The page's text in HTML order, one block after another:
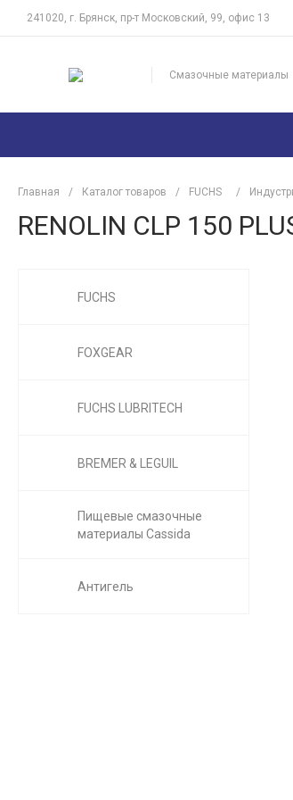
241020, г. Брянск, пр-т Московский, 99, офис 13
Смазочные материалы
Главная / Каталог товаров / FUCHS /
RENOLIN CLP 150
FUCHS
FOXGEAR
FUCHS LUBRITECH
BREMER & LEGUIL
Пищевые смазочные
материалы Cassida
Антигель